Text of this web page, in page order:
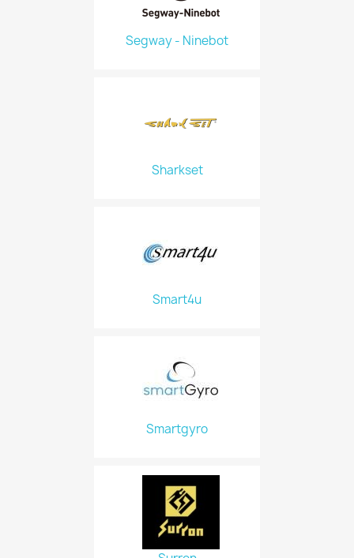
Segway - Ninebot
Sharkset
Smart4u
Smartgyro